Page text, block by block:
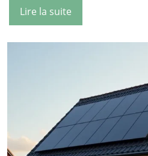
Lire la suite